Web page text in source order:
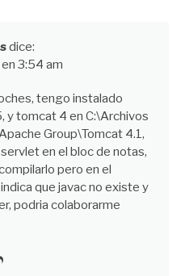
dice:
3:54 am
tengo instalado
y tomcat 4 en C:\Archivos
Group\Tomcat 4.1,
en el bloc de notas,
pero en el
que javac no existe y
podria colaborarme